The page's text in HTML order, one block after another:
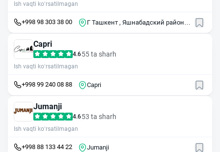
Ish vaqti ko‘rsatilmagan
+998 98 303 38 00
Г Ташкент , Яшнабадский район ,
Capri
4.655 ta sharh
Ish vaqti ko‘rsatilmagan
+998 99 240 08 88 Capri
Jumanji
4.653 ta sharh
Ish vaqti ko‘rsatilmagan
+998 88 133 44 22 Jumanji